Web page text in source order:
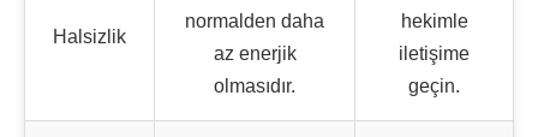
Halsizlik
normalden daha
az enerjik
olmasıdır.
hekimle
iletişime
geçin.